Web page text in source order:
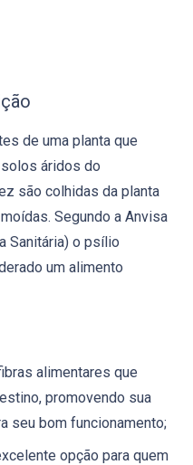
de uma planta que
áridos do
são colhidas da planta
Segundo a Anvisa
Sanitária) o psílio
um alimento
alimentares que
promovendo sua
seu bom funcionamento;
opção para quem